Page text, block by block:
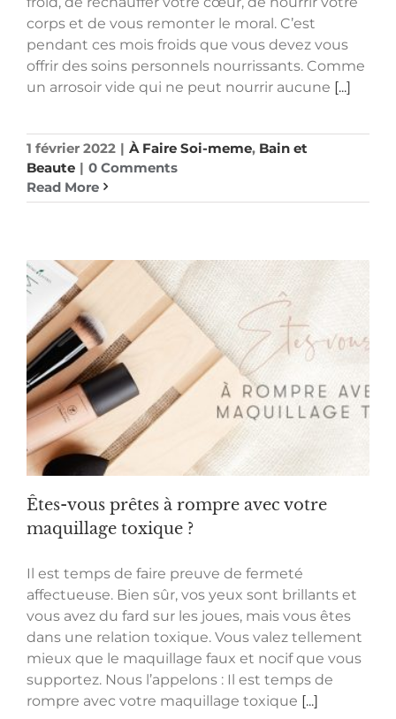
corps et de vous remonter le moral. C’est
pendant ces mois froids que vous devez vous
offrir des soins personnels nourrissants. Comme
un arrosoir vide qui ne peut nourrir aucune [...]
1 février 2022 | À Faire Soi-meme, Bain et
Beaute | 0 Comments
Read More
Êtes-vous prêtes à rompre avec votre
maquillage toxique ?
Il est temps de faire preuve de fermeté
affectueuse. Bien sûr, vos yeux sont brillants et
vous avez du fard sur les joues, mais vous êtes
dans une relation toxique. Vous valez tellement
mieux que le maquillage faux et nocif que vous
supportez. Nous l’appelons : Il est temps de
rompre avec votre maquillage toxique [...]